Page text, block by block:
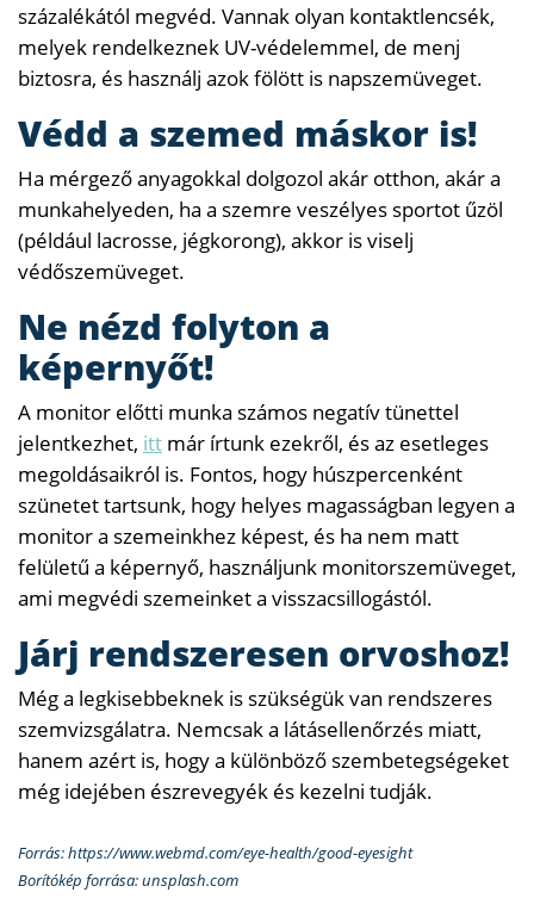
százalékától megvéd. Vannak olyan kontaktlencsék,
melyek rendelkeznek UV-védelemmel, de menj
biztosra, és használj azok fölött is napszemüveget.
Védd a szemed máskor is!
Ha mérgező anyagokkal dolgozol akár otthon, akár a
munkahelyeden, ha a szemre veszélyes sportot űzöl
(például lacrosse, jégkorong), akkor is viselj
védőszemüveget.
Ne nézd folyton a
képernyőt!
A monitor előtti munka számos negatív tünettel
jelentkezhet, itt már írtunk ezekről, és az esetleges
megoldásaikról is. Fontos, hogy húszpercenként
szünetet tartsunk, hogy helyes magasságban legyen a
monitor a szemeinkhez képest, és ha nem matt
felületű a képernyő, használjunk monitorszemüveget,
ami megvédi szemeinket a visszacsillogástól.
Járj rendszeresen orvoshoz!
Még a legkisebbeknek is szükségük van rendszeres
szemvizsgálatra. Nemcsak a látásellenőrzés miatt,
hanem azért is, hogy a különböző szembetegségeket
még idejében észrevegyék és kezelni tudják.
Forrás: https://www.webmd.com/eye-health/good-eyesight
Borítókép forrása: unsplash.com